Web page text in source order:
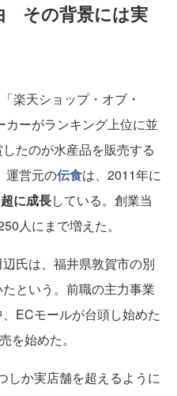
その背景には実
楽天ショップ・オブ・
ーがランキング上位に並
たのが水産品を販売する
運営元の伝食は、2011年に
に成長している。創業当
人にまで増えた。
氏は、福井県敦賀市の別
という。前職の主力事業
ECモールが台頭し始めた
を始めた。
しか実店舗を超えるように